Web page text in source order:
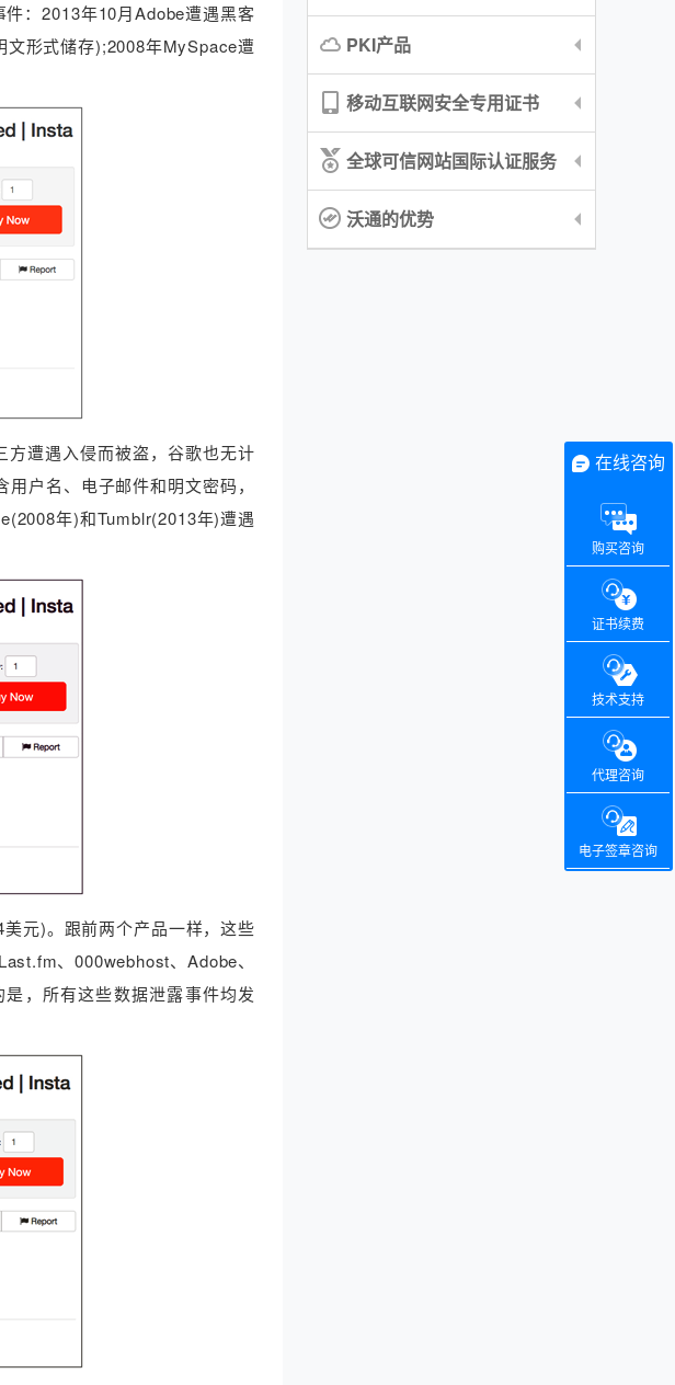
：2013年10月Adobe遭遇黑客
文形式储存);2008年MySpace遭
遭遇入侵而被盗，谷歌也无计
户名、电子邮件和明文密码，
年)和Tumblr(2013年)遭遇
元)。跟前两个产品一样，这些
、000webhost、Adobe、
，所有这些数据泄露事件均发
PKI产品
移动互联网安全专用证书
全球可信网站国际认证服务
沃通的优势
在线咨询
购买咨询
证书续费
技术支持
代理咨询
电子签章咨询